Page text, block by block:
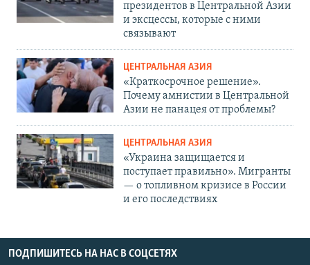
президентов в Центральной Азии
и эксцессы, которые с ними
связывают
ЦЕНТРАЛЬНАЯ АЗИЯ
«Краткосрочное решение».
Почему амнистии в Центральной
Азии не панацея от проблемы?
ЦЕНТРАЛЬНАЯ АЗИЯ
«Украина защищается и
поступает правильно». Мигранты
— о топливном кризисе в России
и его последствиях
ПОДПИШИТЕСЬ НА НАС В СОЦСЕТЯХ